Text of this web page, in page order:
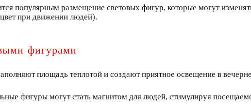
популярным размещение световых фигур, которые могут
при движении людей).
фигурами
площадь теплотой и создают приятное освещение в
фигуры могут стать магнитом для людей, стимулируя